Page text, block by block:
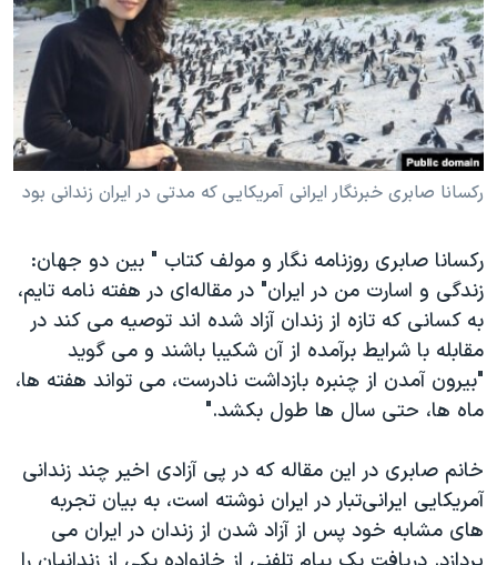
فرهنگ و زندگی
حقوق شهروندی
اقتصادی
علم و فناوری
آرشیو پخش زنده
مستندها
انتخابات ریاست جمهوری آمریکا ۲۰۲۴
حمله جمهوری اسلامی به اسرائیل
رمز مهسا
ورزش زنان در ایران
مجموعه مستندهای دادخواهی
تریبونال مردمی آبان ۹۸
دادگاه حمید نوری
چهل سال گروگان‌گیری
قانون شفافیت دارائی کادر رهبری ایران
اعتراضات مردمی آبان ۹۸
اسرائیل در جنگ
نرگس محمدی برنده جایزه نوبل صلح
دنبال کنید
زبانهای مختلف
رکسانا صابری خبرنگار ایرانی آمریکایی که مدتی در ایران زندانی بود
ركسانا صابرى روزنامه نگار و مولف كتاب " بين دو جهان:
زندگى و اسارت من در ايران" در مقاله‌ای در هفته نامه تایم،
به كسانى كه تازه از زندان آزاد شده اند توصيه مى كند در
مقابله با شرايط برآمده از آن شكيبا باشند و مى گويد
"بيرون آمدن از چنبره بازداشت نادرست، مى تواند هفته ها،
ماه ها، حتى سال ها طول بكشد."
خانم صابرى در این مقاله كه در پى آزادى اخير چند زندانی
آمريكایی ايرانى‌تبار در ايران نوشته است، به بيان تجربه
هاى مشابه خود پس از آزاد شدن از زندان در ايران مى